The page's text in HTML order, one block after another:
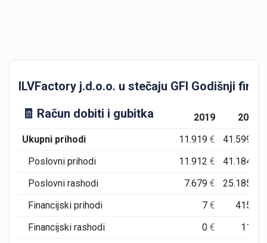
ILVFactory j.d.o.o. u stečaju GFI Godišnji
🧾 Račun dobiti i gubitka
2019
2020
Ukupni prihodi
11.919€ 41.599
Poslovni prihodi
11.912€ 41.184
Poslovni rashodi
7.679€ 25.185
Financijski prihodi
7€ 415
Financijski rashodi
0€ 11